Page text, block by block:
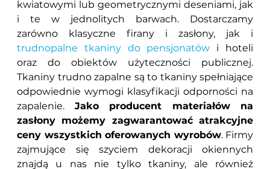
kwiatowymi lub geometrycznymi deseniami, jak
i te w jednolitych barwach. Dostarczamy
zarówno klasyczne firany i zasłony, jak i
trudnopalne tkaniny do pensjonatów i hoteli
oraz do obiektów użyteczności publicznej.
Tkaniny trudno zapalne są to tkaniny spełniające
odpowiednie wymogi klasyfikacji odporności na
zapalenie. Jako producent materiałów na
zasłony możemy zagwarantować atrakcyjne
ceny wszystkich oferowanych wyrobów. Firmy
zajmujące się szyciem dekoracji okiennych
znajdą u nas nie tylko tkaniny, ale również